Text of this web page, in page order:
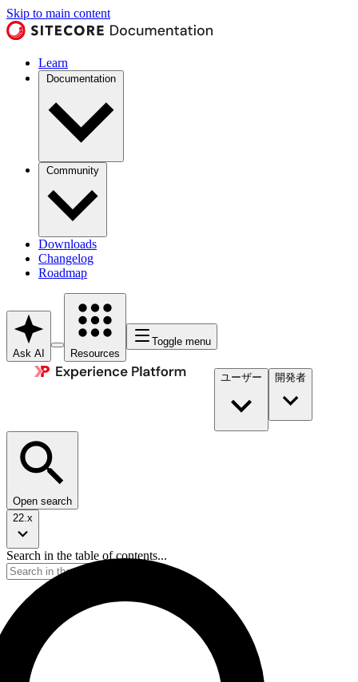
Skip to main content
Learn
Documentation
Community
Downloads
Changelog
Roadmap
Ask AI Resources
Toggle menu
ユーザー 開発者​
Open search
22.x
Search in the table of contents...